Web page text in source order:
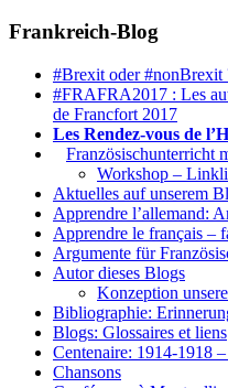
Frankreich-Blog
#Brexit oder #nonBrexit
#FRAFRA2017 : Les
de Francfort 2017
Les Rendez-vous de
Französischunterricht
Workshop –
Aktuelles auf unserem
Apprendre l’allemand:
Apprendre le français –
Argumente für
Autor dieses Blogs
Konzeption
Bibliographie:
Blogs: Glossaires et liens
Centenaire: 1914-1918
Chansons